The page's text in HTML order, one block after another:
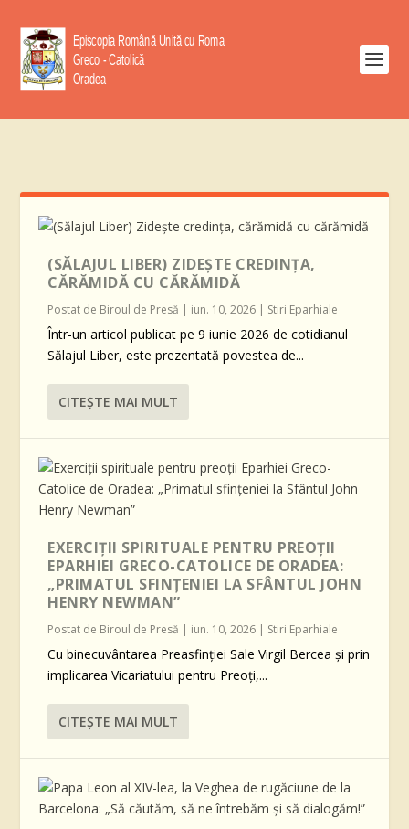
(SĂLAJUL LIBER) ZIDEȘTE CREDINȚA,
CĂRĂMIDĂ CU CĂRĂMIDĂ
Postat de Biroul de Presă | iun. 10, 2026 | Stiri Eparhiale
Într-un articol publicat pe 9 iunie 2026 de cotidianul
Sălajul Liber, este prezentată povestea de...
CITEŞTE MAI MULT
EXERCIȚII SPIRITUALE PENTRU PREOȚII
EPARHIEI GRECO-CATOLICE DE ORADEA:
„PRIMATUL SFINȚENIEI LA SFÂNTUL JOHN
HENRY NEWMAN”
Postat de Biroul de Presă | iun. 10, 2026 | Stiri Eparhiale
Cu binecuvântarea Preasfinției Sale Virgil Bercea și prin
implicarea Vicariatului pentru Preoți,...
CITEŞTE MAI MULT